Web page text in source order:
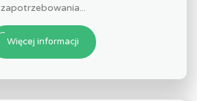
zapotrzebowania...
Więcej informacji